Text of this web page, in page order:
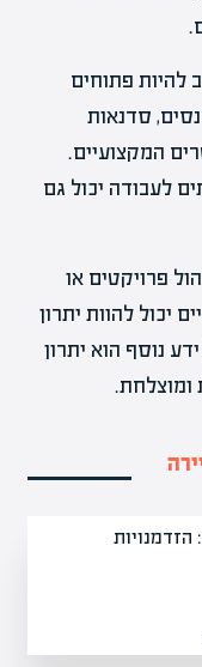
להיות פתוחים
סדנאות
המקצועיים.
לעבודה יכול גם
פרויקטים או
יכול להוות יתרון
נוסף הוא יתרון
ומוצלחת.